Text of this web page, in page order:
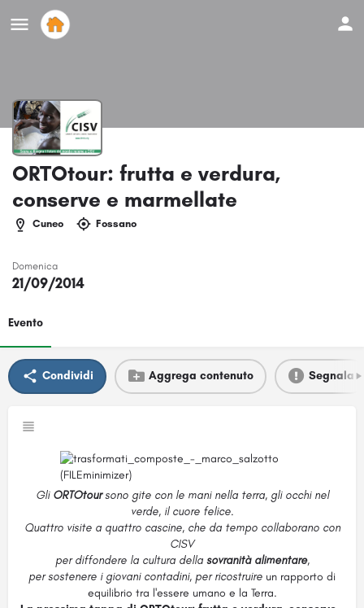
ORTOtour: frutta e verdura,
conserve e marmellate
Cuneo Fossano
Domenica
21/09/2014
Evento
Condividi Aggrega contenuto Segnala
Gli ORTOtoursono gite con le mani nella terra, gli occhi nel
verde, il cuore felice.
Quattro visite a quattro cascine, che da tempo collaborano con
CISV
per diffondere la cultura della sovranità alimentare,
per sostenere i giovani contadini, per ricostruire un rapporto di
equilibrio tra l'essere umano e la Terra.